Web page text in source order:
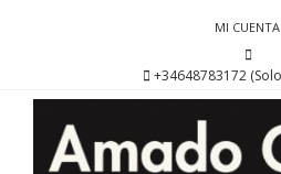
MI CUENTA
+34648783172